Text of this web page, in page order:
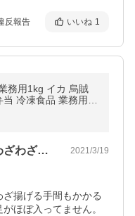
反報告 いいね 1
務用1kg イカ 烏賊
冷凍食品 業務用
衣が剥がれやすいのが難点。わざわざ揚げ… 2021/3/19
揚げる手間もかかる
ほぼ入ってません。